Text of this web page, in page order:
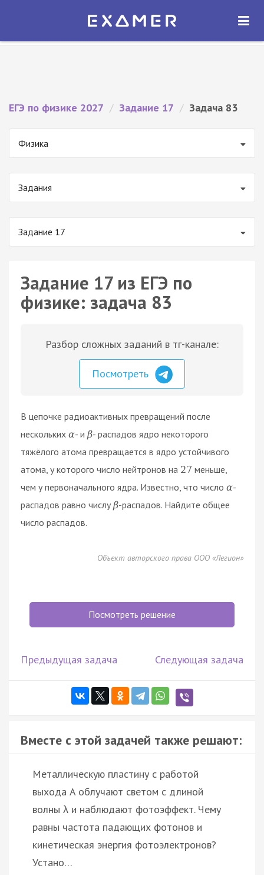
Экзамер — ЕГЭ 2027
ОТКРЫТЬ
ЕГЭ по физике 2027 / Задание 17 / Задача 83
Физика
Задания
Задание 17
Задание 17 из ЕГЭ по
физике: задача 83
Разбор сложных заданий в тг-канале:
Посмотреть
В цепочке радиоактивных превращений после
нескольких α- и β- распадов ядро некоторого
тяжёлого атома превращается в ядро устойчивого
атома, у которого число нейтронов на 27 меньше,
чем у первоначального ядра. Известно, что число α-
распадов равно числуβ-распадов. Найдите общее
число распадов.
Объект авторского права ООО «Легион»
Посмотреть решение
Предыдущая задача Следующая задача
Вместе с этой задачей также решают:
Металлическую пластину с работой
выхода A облучают светом с длиной
волны λ и наблюдают фотоэффект. Чему
равны частота падающих фотонов и
кинетическая энергия фотоэлектронов?
Устано…